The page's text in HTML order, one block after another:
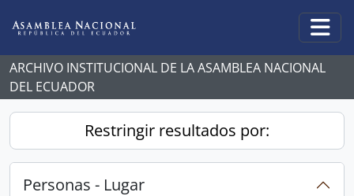
ARCHIVO INSTITUCIONAL DE LA ASAMBLEA NACIONAL
DEL ECUADOR
Restringir resultados por:
Personas - Lugar